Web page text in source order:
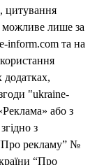
цитування
можливе лише за
inform.com та на
додатках,
"ukraine-
або з
з
рекламу” №
“Про